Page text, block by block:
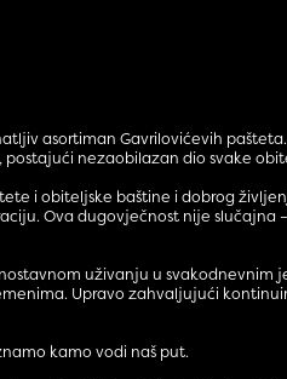
asortiman Gavrilovićevih
nezaobilazan dio svake
i obiteljske baštine i dobrog
Ova dugovječnost nije
uživanju u svakodnevnim
Upravo zahvaljujući
kamo vodi naš put.